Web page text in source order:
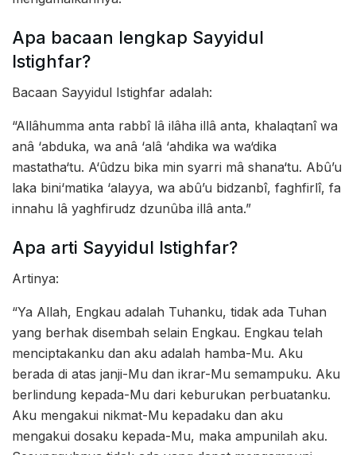
Apa bacaan lengkap Sayyidul
Istighfar?
Bacaan Sayyidul Istighfar adalah:
“Allâhumma anta rabbî lâ ilâha illâ anta, khalaqtanî wa
anâ ‘abduka, wa anâ ‘alâ ‘ahdika wa wa‘dika
mastatha‘tu. A‘ûdzu bika min syarri mâ shana‘tu. Abû’u
laka bini‘matika ‘alayya, wa abû’u bidzanbî, faghfirlî, fa
innahu lâ yaghfirudz dzunûba illâ anta.”
Apa arti Sayyidul Istighfar?
Artinya:
“Ya Allah, Engkau adalah Tuhanku, tidak ada Tuhan
yang berhak disembah selain Engkau. Engkau telah
menciptakanku dan aku adalah hamba-Mu. Aku
berada di atas janji-Mu dan ikrar-Mu semampuku. Aku
berlindung kepada-Mu dari keburukan perbuatanku.
Aku mengakui nikmat-Mu kepadaku dan aku
mengakui dosaku kepada-Mu, maka ampunilah aku.